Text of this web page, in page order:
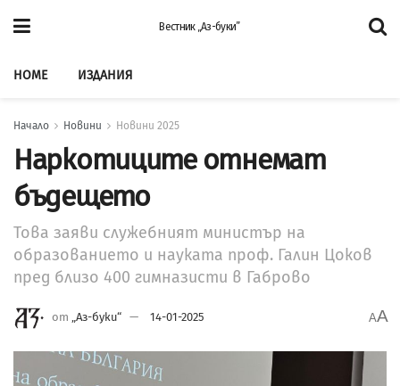
Вестник „Аз-буки”
HOME ИЗДАНИЯ
Начало Новини Новини 2025
Наркотиците отнемат
бъдещето
Това заяви служебният министър на
образованието и науката проф. Галин Цоков
пред близо 400 гимназисти в Габрово
от „Аз-буки“ 14-01-2025 AA